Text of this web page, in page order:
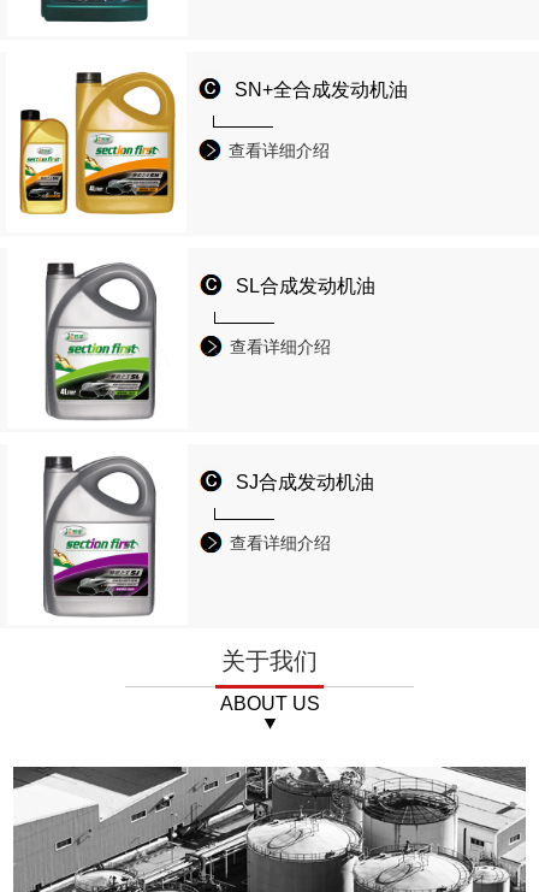
SN+全合成发动机油
查看详细介绍
SL合成发动机油
查看详细介绍
SJ合成发动机油
查看详细介绍
关于我们
ABOUT US